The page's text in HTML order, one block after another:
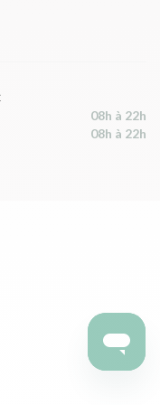
08h à 22h
08h à 22h